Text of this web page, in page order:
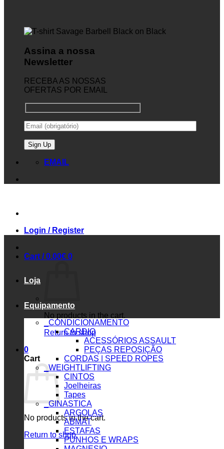
Assina a nossa
Newsletter
RECEBA AS NOSSAS
OFERTAS POR EMAIL
EMAIL
Login / Register
Cart /0.00€ 0
No products in the cart.
Return to shop
0
Cart
No products in the cart.
Return to shop
Loja
Equipamento
_CONDICIONAMENTO
CARDIO
ACESSÓRIOS ASSAULT
PEÇAS REPOSIÇÃO
CORDAS | SPEED ROPES
_WEIGHTLIFTING
CINTOS
Joelheiras
Tapes
_GINASTICA
ARGOLAS
ABMAT
ESTAFAS
PUNHOS E WRAPS